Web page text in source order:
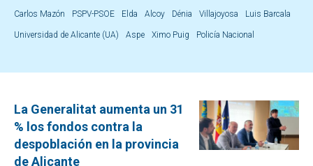
Carlos Mazón PSPV-PSOE Elda Alcoy Dénia Villajoyosa Luis Barcala
Universidad de Alicante (UA) Aspe Ximo Puig Policía Nacional
La Generalitat aumenta un 31
% los fondos contra la
despoblación en la provincia
de Alicante